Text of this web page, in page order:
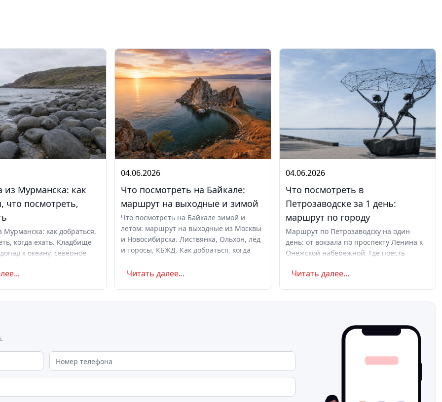
из Мурманска: как
что посмотреть,
Мурманска: как добраться,
когда ехать. Кладбище
к океану, северное
по поездке.
04.06.2026
Что посмотреть на Байкале:
маршрут на выходные и зимой
Что посмотреть на Байкале зимой и
летом: маршрут на выходные из Москвы
и Новосибирска. Листвянка, Ольхон, лёд
и торосы, КБЖД. Как добраться, когда
Читать далее...
04.06.2026
Что посмотреть в
Петрозаводске за 1 день:
маршрут по городу
Маршрут по Петрозаводску на один
день: от вокзала по проспекту Ленина к
Онежской набережной. Где поесть
по Карелии.
Читать далее...